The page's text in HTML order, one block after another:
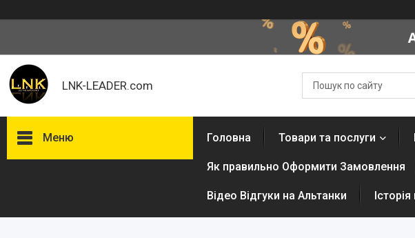
LNK-LEADER.com
Меню
Фотогалерея
Головна Товари та послуги
Як правильно Оформити Замовлення
Відео Відгуки на Альтанки